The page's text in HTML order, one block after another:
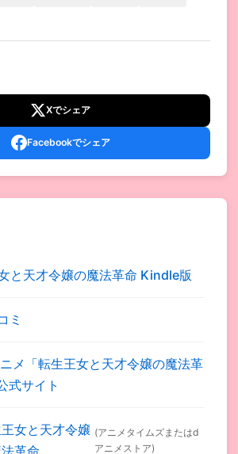
Xでシェア
Facebookでシェア
と天才令嬢の魔法革命 Kindle版
ミ
メ「転生王女と天才令嬢の魔法革
式サイト
女と天才令嬢
革命
(アニメタイムズまたはd
アニメストア)